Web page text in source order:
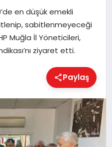
en düşük emekli
sabitlenmeyeceği
Muğla İl Yöneticileri,
ziyaret etti.
Paylaş